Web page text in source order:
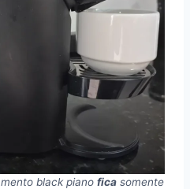
black piano ficasomente